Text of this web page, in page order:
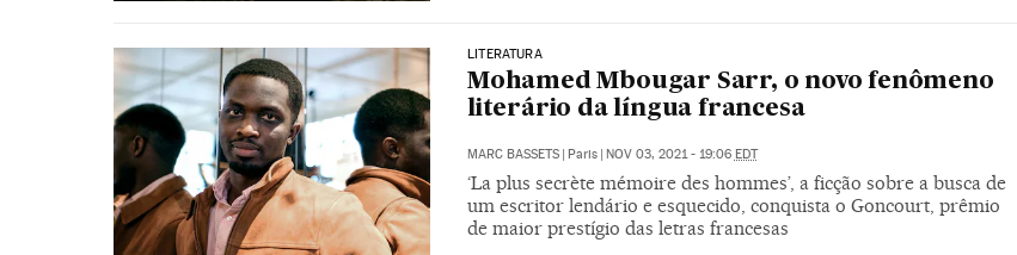
LITERATURA
Mohamed Mbougar Sarr, o novo fenômeno
literário da língua francesa
MARC BASSETS | Paris | NOV 03, 2021 - 19:06 EDT
‘La plus secrète mémoire des hommes’, a ficção sobre a busca de
um escritor lendário e esquecido, conquista o Goncourt, prêmio
de maior prestígio das letras francesas